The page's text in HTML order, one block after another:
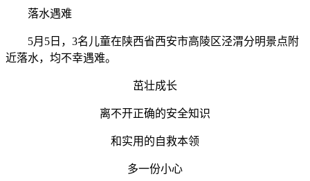
落水遇难
5月5日，3名儿童在陕西省西安市高陵区泾渭分明景点附
近落水，均不幸遇难。
茁壮成长
离不开正确的安全知识
和实用的自救本领
多一份小心